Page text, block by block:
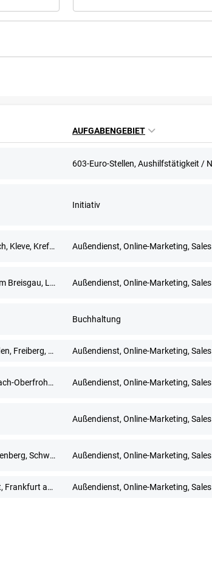
AUFGABENGEBIET
Initiativ
Duisburg, Düsseldorf, Goch, Kleve, Krefeld, Meerbusch, Remscheid, Solingen, Wuppertal Außendienst, Online-Marketing, Sales
Bad Säckingen, Freiburg im Breisgau, Lörrach, Waldshut-Tiengen Außendienst, Online-Marketing, Sales
Buchhaltung
Bautzen, Chemnitz, Dresden, Freiberg, Gera, Görlitz, Meißen, Mittweida, Pirna, Plauen, Zwickau Außendienst, Online-Marketing, Sales
Dresden, Glauchau, Limbach-Oberfrohna, Meerane, Plauen, Zwickau Außendienst, Online-Marketing, Sales
Außendienst, Online-Marketing, Sales
Annaberg-Buchholz, Marienberg, Schwarzenberg/Erzgebirge Außendienst, Online-Marketing, Sales
Bad Homburg, Darmstadt, Frankfurt am Main, Hanau, Limburg an der Lahn, Mainz, Neu-Isenburg, Offenbach am Main, Rüsselsheim, Wiesbaden Außendienst, Online-Marketing, Sales